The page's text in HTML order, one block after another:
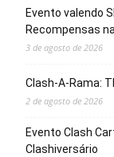
Evento valendo
Recompensas
3 de agosto de 2026
Clash-A-Rama:
2 de agosto de 2026
Evento Clash
Clashiversário